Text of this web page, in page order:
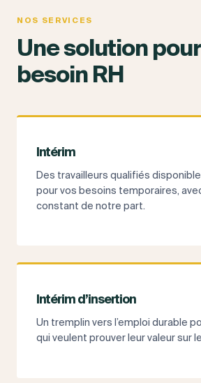
NOS SERVICES
Une solution
besoin RH
Intérim
Des travailleurs qualifiés
pour vos besoins temporaires,
constant de notre part.
Intérim d’insertion
Un tremplin vers l’emploi durable
qui veulent prouver leur valeur sur